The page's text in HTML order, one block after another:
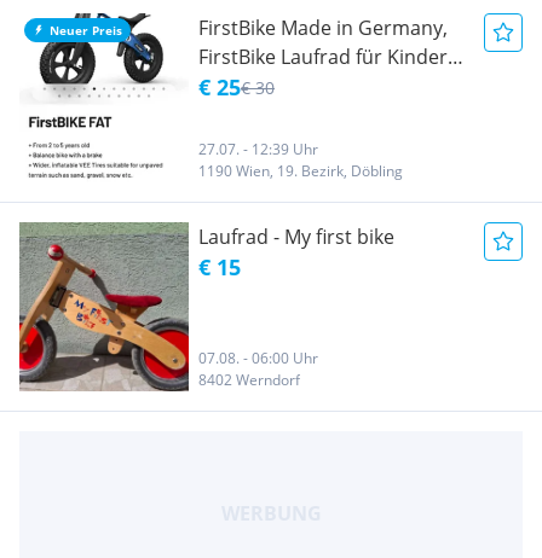
Neuer Preis
FirstBike Made in Germany,
FirstBike Laufrad für Kinder,
zertifiziertes Laufrad für
LAUFBAU-FAHRRAD
€ 25€ 30
27.07. - 12:39 Uhr
1190 Wien, 19. Bezirk, Döbling
Laufrad - My first bike
€ 15
07.08. - 06:00 Uhr
8402 Werndorf